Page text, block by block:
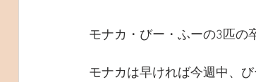
モナカ・びー・ふーの3匹の
モナカは早ければ今週中、